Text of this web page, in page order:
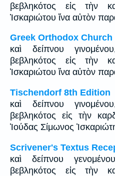
βεβληκότος εἰς τὴν
Ἰσκαριώτου ἵνα αὐτὸν
Greek Orthodox Church
καὶ δείπνου
βεβληκότος εἰς τὴν
Ἰσκαριώτου ἵνα αὐτὸν
Tischendorf 8th Edition
καὶ δείπνου
βεβληκότος εἰς τὴν
Ἰούδας Σίμωνος
Scrivener's Textus
καὶ δείπνου
βεβληκότος εἰς τὴν